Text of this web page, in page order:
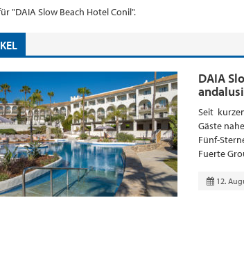
"DAIA Slow Beach Hotel Conil".
DAIA
Seit
Gäste
Fünf-
Fuerte
12.